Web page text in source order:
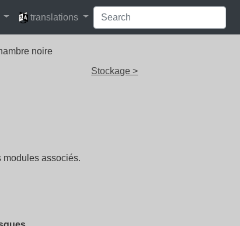
languages
translations
noire
Stockage >
modules associés.